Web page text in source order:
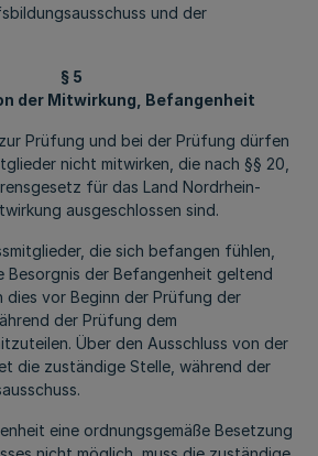
und der
§ 5
der Mitwirkung, Befangenheit
Prüfung und bei der Prüfung dürfen
nicht mitwirken, die nach §§ 20,
für das Land Nordrhein-
ausgeschlossen sind.
die sich befangen fühlen,
Besorgnis der Befangenheit geltend
dies vor Beginn der Prüfung der
der Prüfung dem
Über den Ausschluss von der
die zuständige Stelle, während der
eine ordnungsgemäße Besetzung